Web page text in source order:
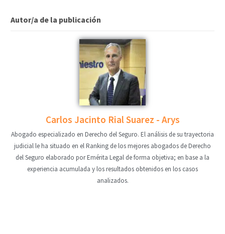
Autor/a de la publicación
Carlos Jacinto Rial Suarez - Arys
Abogado especializado en Derecho del Seguro. El análisis de su trayectoria
judicial le ha situado en el Ranking de los mejores abogados de Derecho
del Seguro elaborado por Emérita Legal de forma objetiva; en base a la
experiencia acumulada y los resultados obtenidos en los casos
analizados.